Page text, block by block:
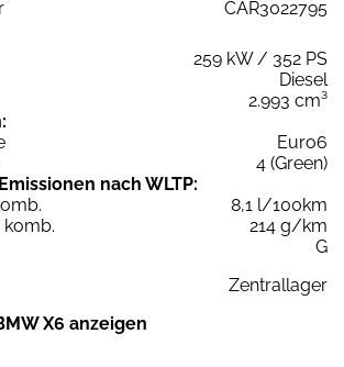
CAR3022795
259 kW / 352 PS
Diesel
2.993 cm³
Euro6
4 (Green)
nach WLTP:
8,1 l/100km
komb.
214 g/km
G
Zentrallager
X6 anzeigen